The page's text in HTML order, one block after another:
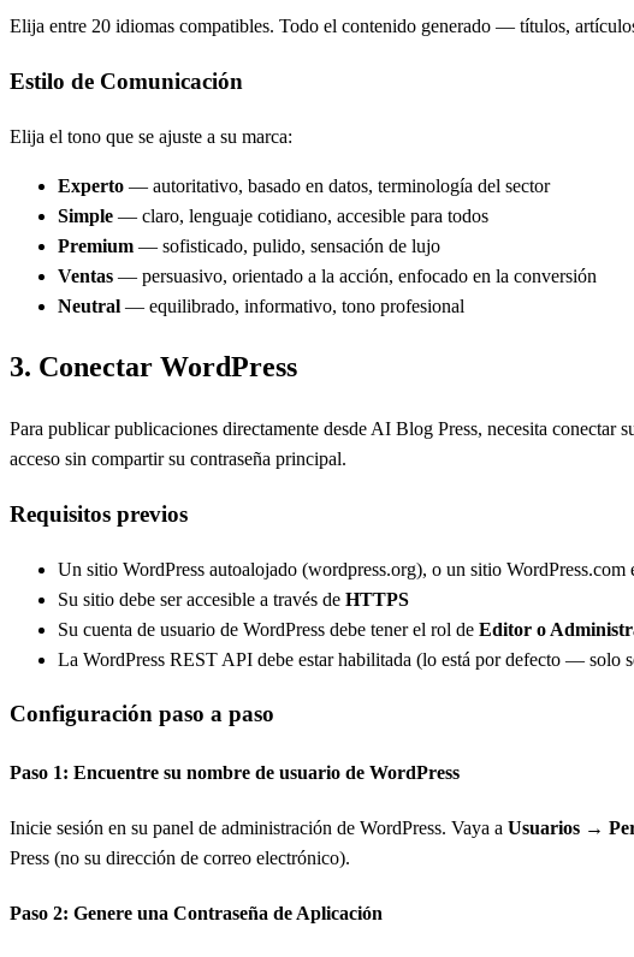
Elija entre 20 idiomas compatibles. Todo el contenido generado — títulos,
Estilo de Comunicación
Elija el tono que se ajuste a su marca:
Experto — autoritativo, basado en datos, terminología del sector
Simple — claro, lenguaje cotidiano, accesible para todos
Premium — sofisticado, pulido, sensación de lujo
Ventas — persuasivo, orientado a la acción, enfocado en la conversión
Neutral — equilibrado, informativo, tono profesional
3. Conectar WordPress
Para publicar publicaciones directamente desde AI Blog Press, necesita conectar
acceso sin compartir su contraseña principal.
Requisitos previos
Un sitio WordPress autoalojado (wordpress.org), o un sitio WordPress.com
Su sitio debe ser accesible a través de HTTPS
Su cuenta de usuario de WordPress debe tener el rol de Editor o
La WordPress REST API debe estar habilitada (lo está por defecto — solo
Configuración paso a paso
Paso 1: Encuentre su nombre de usuario de WordPress
Inicie sesión en su panel de administración de WordPress. Vaya a Usuarios →
Press (no su dirección de correo electrónico).
Paso 2: Genere una Contraseña de Aplicación